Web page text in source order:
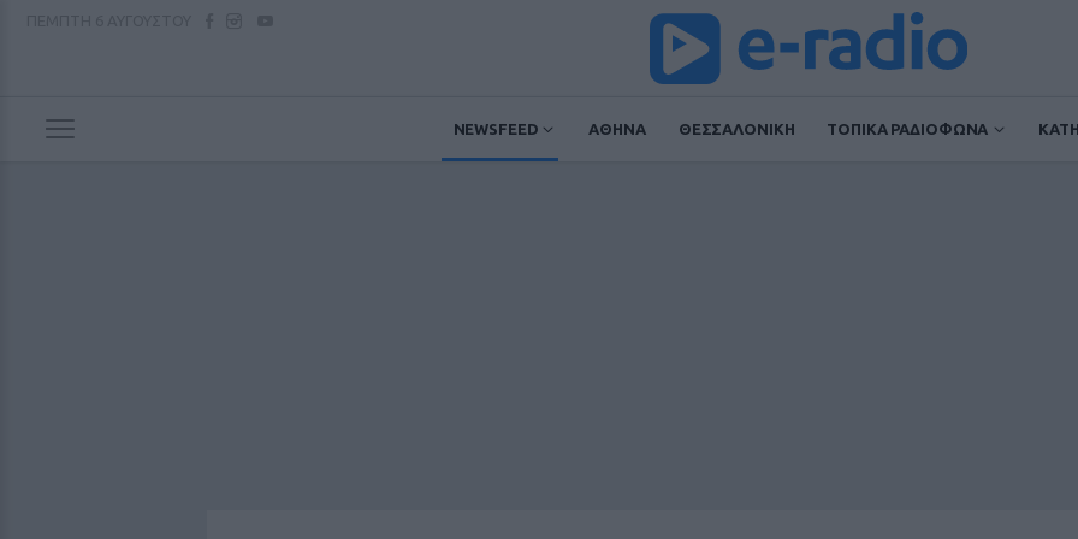
NEWSFEED ΑΘΗΝΑ ΘΕΣΣΑΛΟΝΙΚΗ ΤΟΠΙΚΑ ΡΑΔΙΟΦΩΝΑ